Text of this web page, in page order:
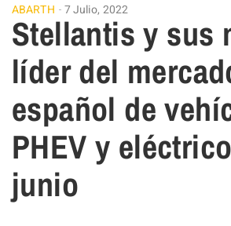
ABARTH 7 Julio, 2022
Stellantis y sus
líder del
español de
PHEV y
junio